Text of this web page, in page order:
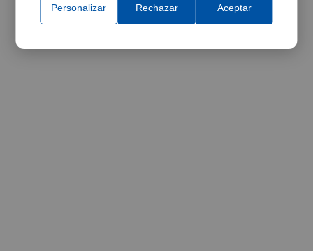
Personalizar Rechazar Aceptar